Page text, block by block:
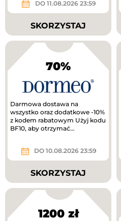
DO 11.08.2026 23:59
SKORZYSTAJ
70%
Darmowa dostawa na
wszystko oraz dodatkowe -10%
z kodem rabatowym Użyj kodu
BF10, aby otrzymać
DO 10.08.2026 23:59
SKORZYSTAJ
1200 zł